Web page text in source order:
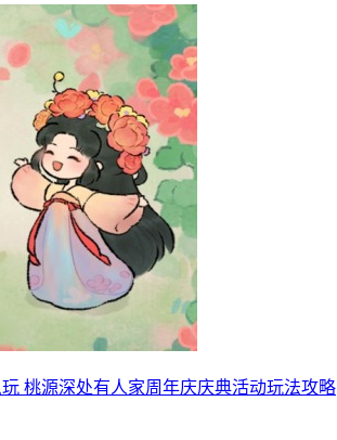
桃源深处有人家周年庆庆典活动玩法攻略